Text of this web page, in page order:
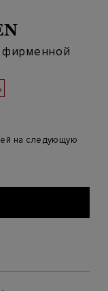
фирменной
на следующую